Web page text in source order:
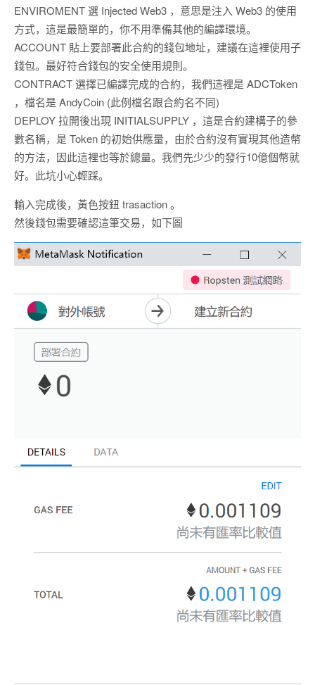
ENVIROMENT 選 Injected Web3 ，意思是注入 Web3 的使用
方式，這是最簡單的，你不用準備其他的編譯環境。
ACCOUNT 貼上要部署此合約的錢包地址，建議在這裡使用子
錢包。最好符合錢包的安全使用規則。
CONTRACT 選擇已編譯完成的合約，我們這裡是 ADCToken
，檔名是 AndyCoin (此例檔名跟合約名不同)
DEPLOY 拉開後出現 INITIALSUPPLY ，這是合約建構子的參
數名稱，是 Token 的初始供應量，由於合約沒有實現其他造幣
的方法，因此這裡也等於總量。我們先少少的發行10億個幣就
好。此坑小心輕踩。
輸入完成後，黃色按鈕 trasaction 。
然後錢包需要確認這筆交易，如下圖